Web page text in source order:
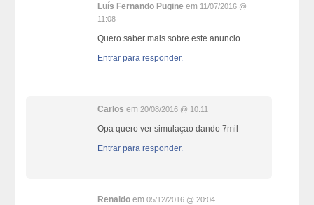
Luís Fernando Pugine em 11/07/2016 @
11:08
Quero saber mais sobre este anuncio
Entrar para responder.
Carlos em 20/08/2016 @ 10:11
Opa quero ver simulaçao dando 7mil
Entrar para responder.
Renaldo em05/12/2016 @ 20:04